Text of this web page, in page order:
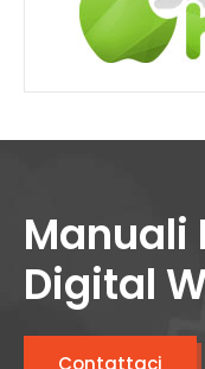
Manuali
Digital